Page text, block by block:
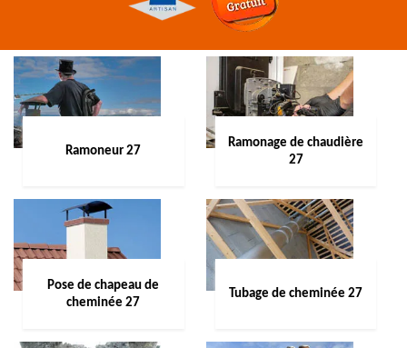
Ramoneur 27
Ramonage de chaudière
27
Pose de chapeau de
cheminée 27
Tubage de cheminée 27